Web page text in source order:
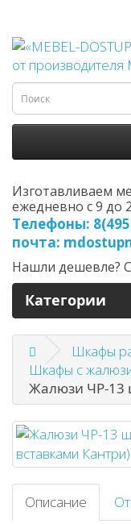
Изготавливаем
ежедневно с 9 до
Телефоны:
почта:
Нашли дешевле?
Категории
Шкафы
Шкафы с
Жалюзи ЧР-13
Описание